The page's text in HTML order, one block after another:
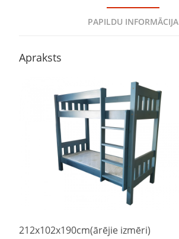
PAPILDU INFORMĀCIJA
Apraksts
212x102x190cm(ārējie izmēri)